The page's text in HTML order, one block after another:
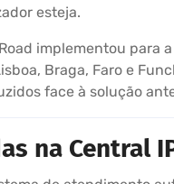
esteja.
implementou para a
Braga, Faro e
face à solução
na Central